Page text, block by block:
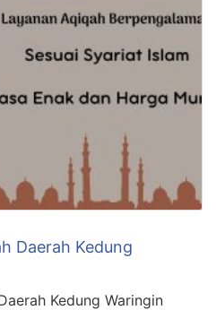
Daerah Kedung
Kedung Waringin